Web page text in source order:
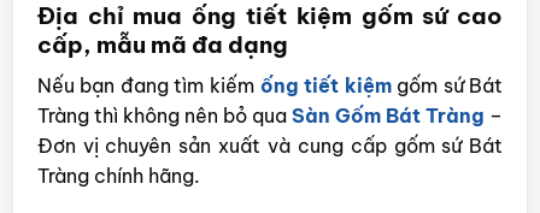
Địa chỉ mua ống tiết kiệm gốm sứ cao
cấp, mẫu mã đa dạng
Nếu bạn đang tìm kiếm ống tiết kiệmgốm sứ Bát
Tràng thì không nên bỏ quaSàn Gốm Bát Tràng –
Đơn vị chuyên sản xuất và cung cấp gốm sứ Bát
Tràng chính hãng.